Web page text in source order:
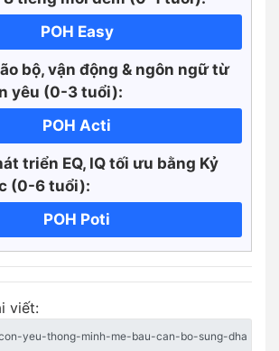
POH Easy
bộ, vận động & ngôn ngữ từ
yêu (0-3 tuổi):
POH Acti
triển EQ, IQ tối ưu bằng Kỷ
(0-6 tuổi):
POH Poti
viết: